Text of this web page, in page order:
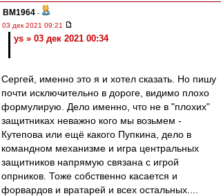
BM1964 -
03 дек 2021 09:21
ys » 03 дек 2021 00:34
Сергей, именно это я и хотел сказать. Но пишу
почти исключительно в дороге, видимо плохо
формулирую. Дело именно, что не в "плохих"
защитниках неважно кого мы возьмем -
Кутепова или ещё какого Пупкина, дело в
командном механизме и игра центральных
защитников напрямую связана с игрой
опрников. Тоже собственно касается и
форвардов и вратарей и всех остальных....